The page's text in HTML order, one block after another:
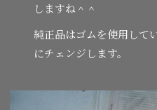
しますね＾＾
純正品はゴムを使用して
にチェンジします。